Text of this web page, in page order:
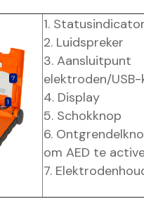
Statusindicator
Luidspreker
Aansluitpunt
elektroden/USB-
Display
Schokknop
om AED te